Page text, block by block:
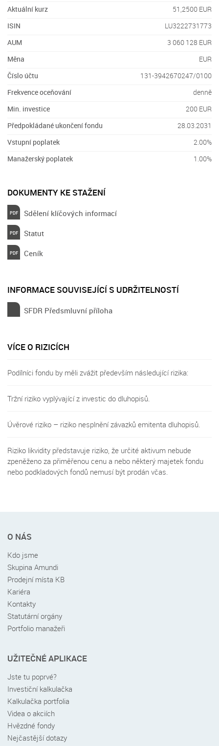
Aktuální kurz
51,2500 EUR
ISIN
LU3222731773
AUM
3 060 128 EUR
Měna
EUR
Číslo účtu
131-3942670247/0100
Frekvence oceňování
denně
Min. investice
200 EUR
Předpokládané ukončení fondu
28.03.2031
Vstupní poplatek
2.00%
Manažerský poplatek
1.00%
DOKUMENTY KE STAŽENÍ
Sdělení klíčových informací
Statut
Ceník
INFORMACE SOUVISEJÍCÍ S UDRŽITELNOSTÍ
SFDR Předsmluvní příloha
VÍCE O RIZICÍCH
Podílníci fondu by měli zvážit především následující rizika:
Tržní riziko vyplývající z investic do dluhopisů.
Úvěrové riziko – riziko nesplnění závazků emitenta dluhopisů.
Riziko likvidity představuje riziko, že určité aktivum nebude
zpeněženo za přiměřenou cenu a nebo některý majetek fondu
nebo podkladových fondů nemusí být prodán včas.
menu
patičce
O NÁS
Kdo jsme
Skupina Amundi
Prodejní místa KB
Kariéra
Kontakty
Statutární orgány
Portfolio manažeři
UŽITEČNÉ APLIKACE
Jste tu poprvé?
Investiční kalkulačka
Kalkulačka portfolia
Videa o akciích
Hvězdné fondy
Nejčastější dotazy